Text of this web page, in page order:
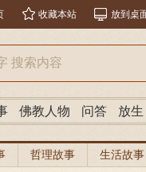
收藏本站 放到桌
佛教人物 问答 放生
哲理故事 生活故事